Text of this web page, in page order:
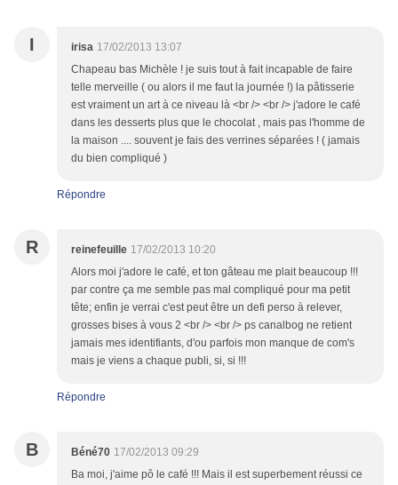
I irisa 17/02/2013 13:07
Chapeau bas Michèle ! je suis tout à fait incapable de faire
telle merveille ( ou alors il me faut la journée !) la pâtisserie
est vraiment un art à ce niveau là <br /> <br /> j'adore le café
dans les desserts plus que le chocolat , mais pas l'homme de
la maison .... souvent je fais des verrines séparées ! ( jamais
du bien compliqué )
Répondre
R reinefeuille 17/02/2013 10:20
Alors moi j'adore le café, et ton gâteau me plait beaucoup !!!
par contre ça me semble pas mal compliqué pour ma petit
tête; enfin je verrai c'est peut être un defi perso à relever,
grosses bises à vous 2 <br /> <br /> ps canalbog ne retient
jamais mes identifiants, d'ou parfois mon manque de com's
mais je viens a chaque publi, si, si !!!
Répondre
B Béné70 17/02/2013 09:29
Ba moi, j'aime pô le café !!! Mais il est superbement réussi ce